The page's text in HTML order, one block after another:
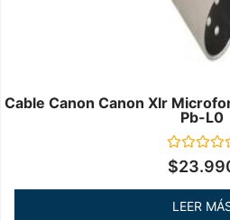
Cable Canon Canon Xlr
Pb-L0
Valorado
en
de
$
LEER